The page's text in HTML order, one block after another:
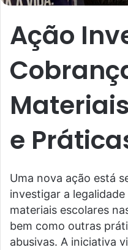
Ação
e
Uma nova ação está
investigar a
materiais escolares
bem como outras
abusivas. A iniciativa